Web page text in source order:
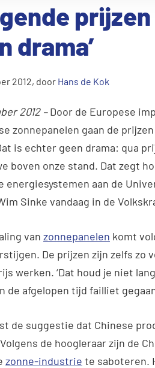
drama’
2012, door Hans de Kok
2012 –Door de Europese
zonnepanelen gaan de
is echter geen drama: qua
boven onze stand. Dat zegt
energiesystemen aan de
Sinke vandaag in de
van zonnepanelen komt
De prijzen zijn zelfs zo
werken. ‘Dat houd je niet
de afgelopen tijd failliet
de suggestie dat Chinese
de hoogleraar zijn de
zonne-industrie te saboteren.